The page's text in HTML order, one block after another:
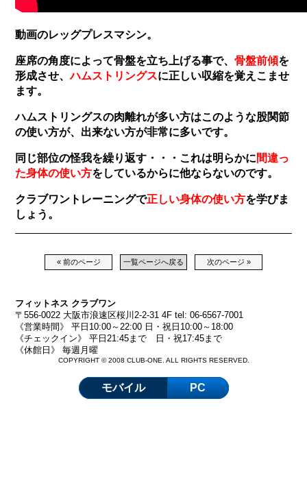
動画のレッグプレスマシン。
座席の角度によって骨盤を立ち上げる事で、骨盤前傾を
形成させ、ハムストリングスに正しい収縮を覚えこませ
ます。
ハムストリングスの肉離れが多い方はこのような股関節
の使い方が、出来ない方が非常に多いです。
同じ部位の怪我を繰り返す・・・これは明らかに間違っ
た身体の使い方をしているからに他ならないのです。
クラブワントレーニングで正しい身体の使い方を学びま
しょう。
« 前のページ 一覧ページへ戻る 次のページ »
フィットネス クラブワン
〒556-0022 大阪市浪速区桜川2-2-31 4F tel: 06-6567-7001
《営業時間》 平日10:00～22:00 日・祝日10:00～18:00
《チェックイン》 平日21:45まで 日・祝17:45まで
《休館日》 毎週月曜
COPYRIGHT © 2008 CLUB-ONE. ALL RIGHTS RESERVED.
モバイル PC